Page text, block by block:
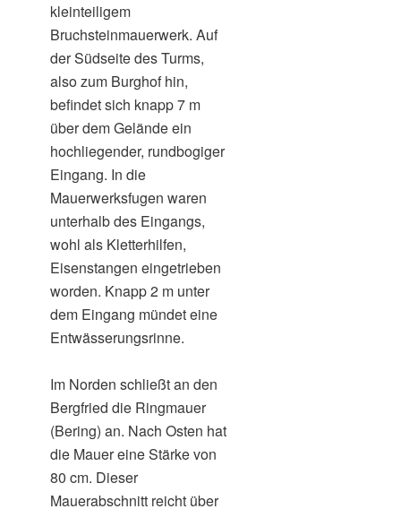
kleinteiligem
Bruchsteinmauerwerk. Auf
der Südseite des Turms,
also zum Burghof hin,
befindet sich knapp 7 m
über dem Gelände ein
hochliegender, rundbogiger
Eingang. In die
Mauerwerksfugen waren
unterhalb des Eingangs,
wohl als Kletterhilfen,
Eisenstangen eingetrieben
worden. Knapp 2 m unter
dem Eingang mündet eine
Entwässerungsrinne.
Im Norden schließt an den
Bergfried die Ringmauer
(Bering) an. Nach Osten hat
die Mauer eine Stärke von
80 cm. Dieser
Mauerabschnitt reicht über